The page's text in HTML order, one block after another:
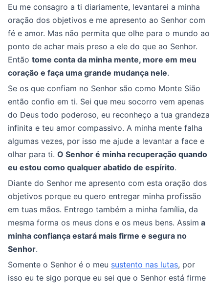
Eu me consagro a ti diariamente, levantarei a minha
oração dos objetivos e me apresento ao Senhor com
fé e amor. Mas não permita que olhe para o mundo ao
ponto de achar mais preso a ele do que ao Senhor.
Então tome conta da minha mente, more em meu
coração e faça uma grande mudança nele.
Se os que confiam no Senhor são como Monte Sião
então confio em ti. Sei que meu socorro vem apenas
do Deus todo poderoso, eu reconheço a tua grandeza
infinita e teu amor compassivo. A minha mente falha
algumas vezes, por isso me ajude a levantar a face e
olhar para ti. O Senhor é minha recuperação quando
eu estou como qualquer abatido de espírito.
Diante do Senhor me apresento com esta oração dos
objetivos porque eu quero entregar minha profissão
em tuas mãos. Entrego também a minha família, da
mesma forma os meus dons e os meus bens. Assim a
minha confiança estará mais firme e segura no
Senhor.
Somente o Senhor é o meu sustento nas lutas, por
isso eu te sigo porque eu sei que o Senhor está firme